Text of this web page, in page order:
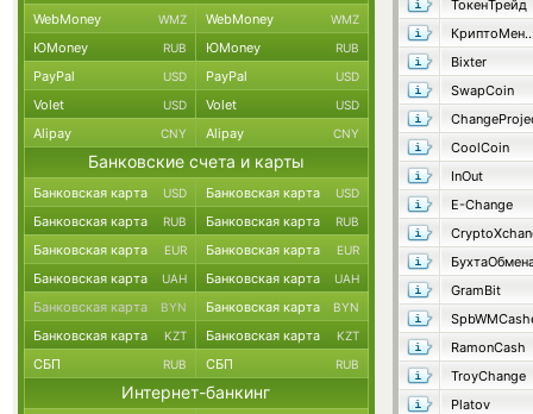
ТокенТрейд
Bixter
SwapCoin
CoolCoin
InOut
E-Change
GramBit
RamonCash
TroyChange
Platov
WebMoney WMZ WebMoney WMZ
ЮMoney RUB ЮMoney RUB
PayPal USD PayPal USD
Volet USD Volet USD
Alipay CNY Alipay CNY
Банковские счета и карты
Банковская карта USD Банковская карта USD
Банковская карта RUB Банковская карта RUB
Банковская карта EUR Банковская карта EUR
Банковская карта UAH Банковская карта UAH
Банковская карта BYN Банковская карта BYN
Банковская карта KZT Банковская карта KZT
СБП RUB СБП RUB
Интернет-банкинг